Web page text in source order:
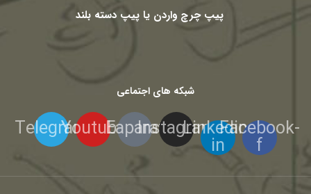
پیپ چرچ واردن یا پیپ دسته بلند
شبکه های اجتماعی
Facebook-
f
Linkedin-
in
Instagram
Eaparat
Youtube
Telegram